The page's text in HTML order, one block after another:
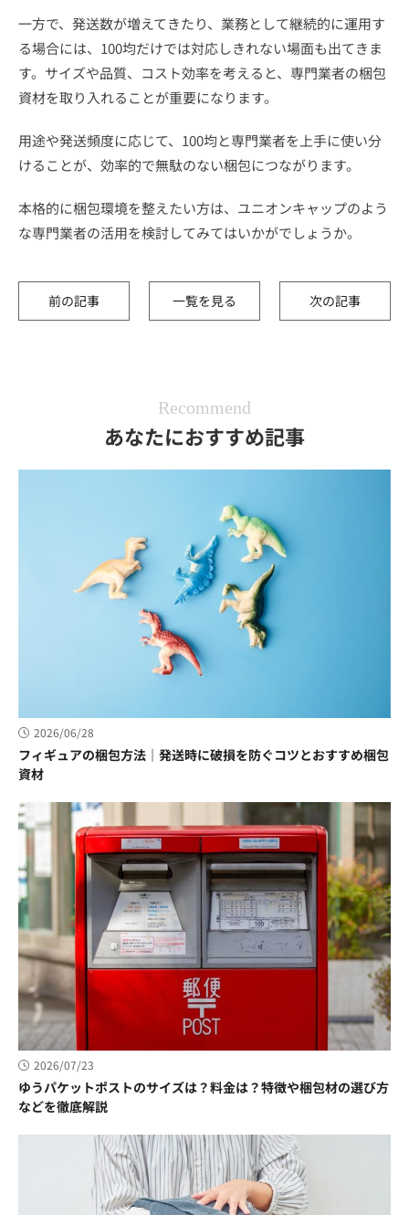
一方で、発送数が増えてきたり、業務として継続的に運用す
る場合には、100均だけでは対応しきれない場面も出てきま
す。サイズや品質、コスト効率を考えると、専門業者の梱包
資材を取り入れることが重要になります。
用途や発送頻度に応じて、100均と専門業者を上手に使い分
けることが、効率的で無駄のない梱包につながります。
本格的に梱包環境を整えたい方は、ユニオンキャップのよう
な専門業者の活用を検討してみてはいかがでしょうか。
前の記事 一覧を見る 次の記事
Recommend
あなたにおすすめ記事
2026/06/28
フィギュアの梱包方法｜発送時に破損を防ぐコツとおすすめ梱包
資材
2026/07/23
ゆうパケットポストのサイズは？料金は？特徴や梱包材の選び方
などを徹底解説